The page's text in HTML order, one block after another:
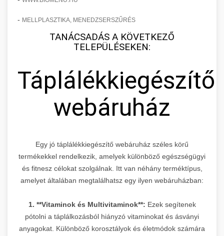
- MELLPLASZTIKA, MENEDZSERSZŰRÉS
TANÁCSADÁS A KÖVETKEZŐ
TELEPÜLÉSEKEN:
Táplálékkiegészítő
webáruház
Egy jó táplálékkiegészítő webáruház széles körű
termékekkel rendelkezik, amelyek különböző egészségügyi
és fitnesz célokat szolgálnak. Itt van néhány terméktípus,
amelyet általában megtalálhatsz egy ilyen webáruházban:
1. **Vitaminok és Multivitaminok**: Ezek segítenek
pótolni a táplálkozásból hiányzó vitaminokat és ásványi
anyagokat. Különböző korosztályok és életmódok számára